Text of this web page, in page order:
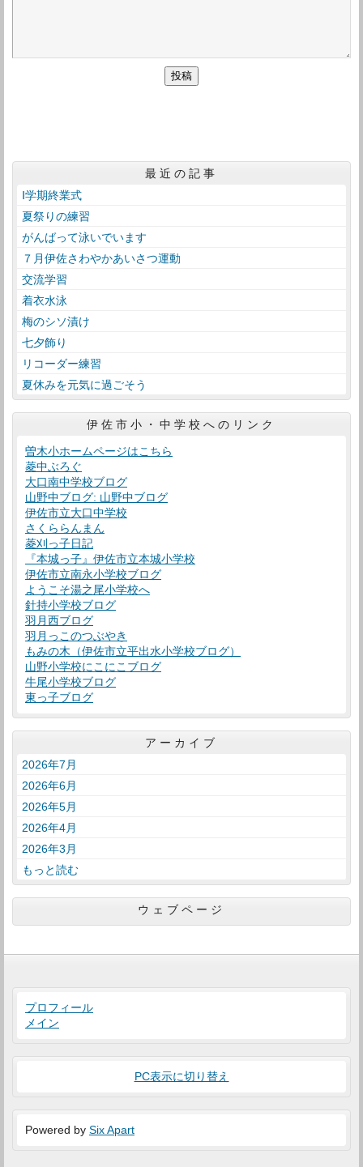
最近の記事
Ⅰ学期終業式
夏祭りの練習
がんばって泳いでいます
７月伊佐さわやかあいさつ運動
交流学習
着衣水泳
梅のシソ漬け
七夕飾り
リコーダー練習
夏休みを元気に過ごそう
伊佐市小・中学校へのリンク
曽木小ホームページはこちら
菱中ぶろぐ
大口南中学校ブログ
山野中ブログ: 山野中ブログ
伊佐市立大口中学校
さくららんまん
菱刈っ子日記
『本城っ子』伊佐市立本城小学校
伊佐市立南永小学校ブログ
ようこそ湯之尾小学校へ
針持小学校ブログ
羽月西ブログ
羽月っこのつぶやき
もみの木（伊佐市立平出水小学校ブログ）
山野小学校にこにこブログ
牛尾小学校ブログ
東っ子ブログ
アーカイブ
2026年7月
2026年6月
2026年5月
2026年4月
2026年3月
もっと読む
ウェブページ
プロフィール
メイン
PC表示に切り替え
Powered by Six Apart